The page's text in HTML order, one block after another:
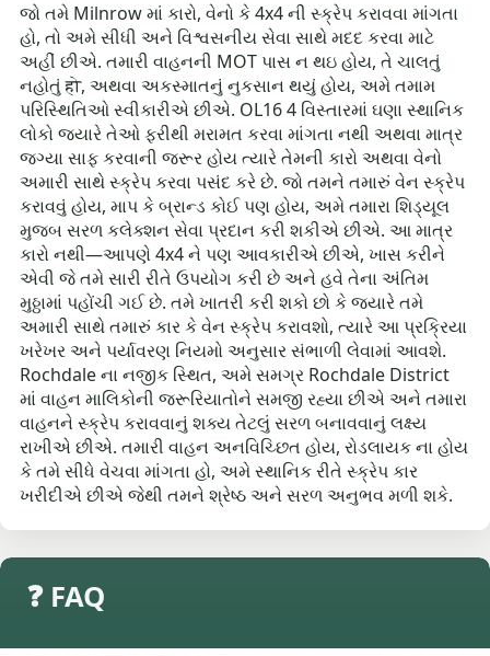
જો તમે Milnrow માં કારો, વેનો કે 4x4 ની સ્ક્રેપ કરાવવા માંગતા
હો, તો અમે સીધી અને વિશ્વસનીય સેવા સાથે મદદ કરવા માટે
અહીં છીએ. તમારી વાહનની MOT પાસ ન થઇ હોય, તે ચાલતું
નહોતું हो, અથવા અકસ્માતનું નુકસાન થયું હોય, અમે તમામ
પરિસ્થિતિઓ સ્વીકારીએ છીએ. OL16 4 વિસ્તારમાં ઘણા સ્થાનિક
લોકો જ્યારે તેઓ ફરીથી મરામત કરવા માંગતા નથી અથવા માત્ર
જગ્યા સાફ કરવાની જરૂર હોય ત્યારે તેમની કારો અથવા વેનો
અમારી સાથે સ્ક્રેપ કરવા પસંદ કરે છે. જો તમને તમારું વેન સ્ક્રેપ
કરાવવું હોય, માપ કે બ્રાન્ડ કોઈ પણ હોય, અમે તમારા શિડ્યૂલ
મુજબ સરળ કલેક્શન સેવા પ્રદાન કરી શકીએ છીએ. આ માત્ર
કારો નથી—આપણે 4x4 ને પણ આવકારીએ છીએ, ખાસ કરીને
એવી જે તમે સારી રીતે ઉપયોગ કરી છે અને હવે તેના અંતિમ
મુઠ્ઠામાં પહોંચી ગઈ છે. તમે ખાતરી કરી શકો છો કે જ્યારે તમે
અમારી સાથે તમારું કાર કે વેન સ્ક્રેપ કરાવશો, ત્યારે આ પ્રક્રિયા
ખરેખર અને પર્યાવરણ નિયમો અનુસાર સંભાળી લેવામાં આવશે.
Rochdale ના નજીક સ્થિત, અમે સમગ્ર Rochdale District
માં વાહન માલિકોની જરૂરિયાતોને સમજી રહ્યા છીએ અને તમારા
વાહનને સ્ક્રેપ કરાવવાનું શક્ય તેટલું સરળ બનાવવાનું લક્ષ્ય
રાખીએ છીએ. તમારી વાહન અનવિચ્છિત હોય, રોડલાયક ના હોય
કે તમે સીધે વેચવા માંગતા હો, અમે સ્થાનિક રીતે સ્ક્રેપ કાર
ખરીદીએ છીએ જેથી તમને શ્રેષ્ઠ અને સરળ અનુભવ મળી શકે.
❓ FAQ